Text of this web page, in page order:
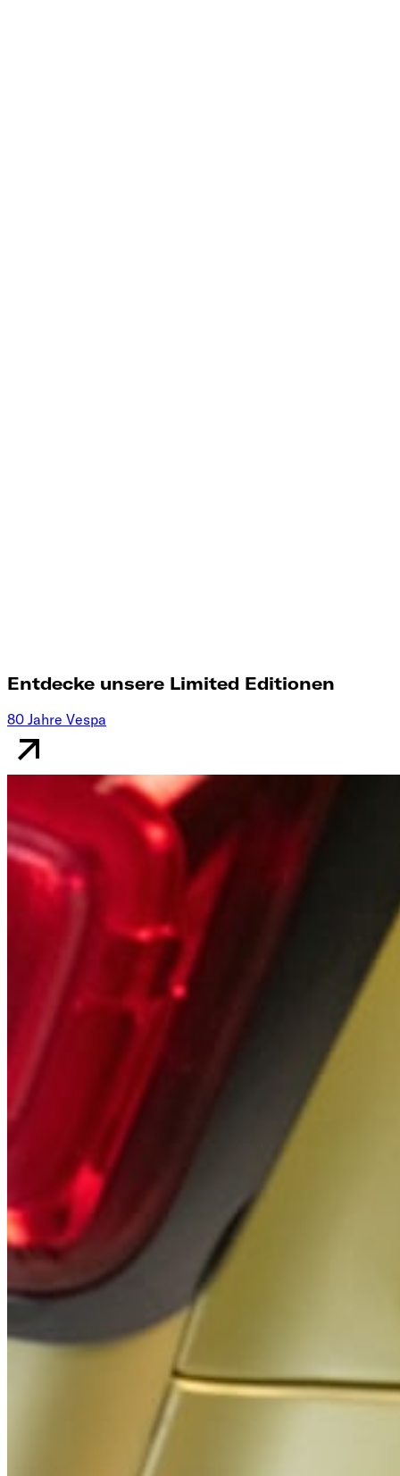
Entdecke unsere Limited Editionen
80 Jahre Vespa